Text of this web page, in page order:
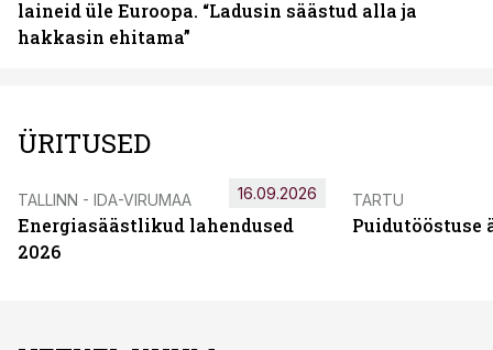
laineid üle Euroopa. “Ladusin säästud alla ja
hakkasin ehitama”
ÜRITUSED
TALLINN - IDA-VIRUMAA
Energiasäästlikud lahendused
2026
16.09.2026 TARTU
Puidutööstuse